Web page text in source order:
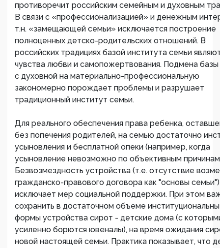
противоречит российским семейным и духовным
В связи с «профессионализацией» и денежным
т.н. «замещающей семьи» исключается построение
полноценных детско-родительских отношений. В
российских традициях базой института семьи
чувства любви и самопожертвования. Подмена
с духовной на материально-профессиональную
закономерно порождает проблемы и разрушает
традиционный институт семьи.
Для реального обеспечения права ребенка,
без попечения родителей, на семью достаточно
усыновления и бесплатной опеки (например, когда
усыновление невозможно по объективным
Безвозмездность устройства (т.е. отсутствие
гражданско-правового договора как "основы
исключает мер социальной поддержки. При этом
сохранить в достаточном объеме
формы устройства сирот - детские дома (с
усиленно борются ювеналы), на время ожидания
новой настоящей семьи. Практика показывает, что